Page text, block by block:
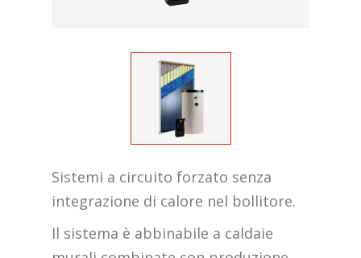
Sistemi a circuito forzato senza
integrazione di calore nel bollitore.
Il sistema è abbinabile a caldaie